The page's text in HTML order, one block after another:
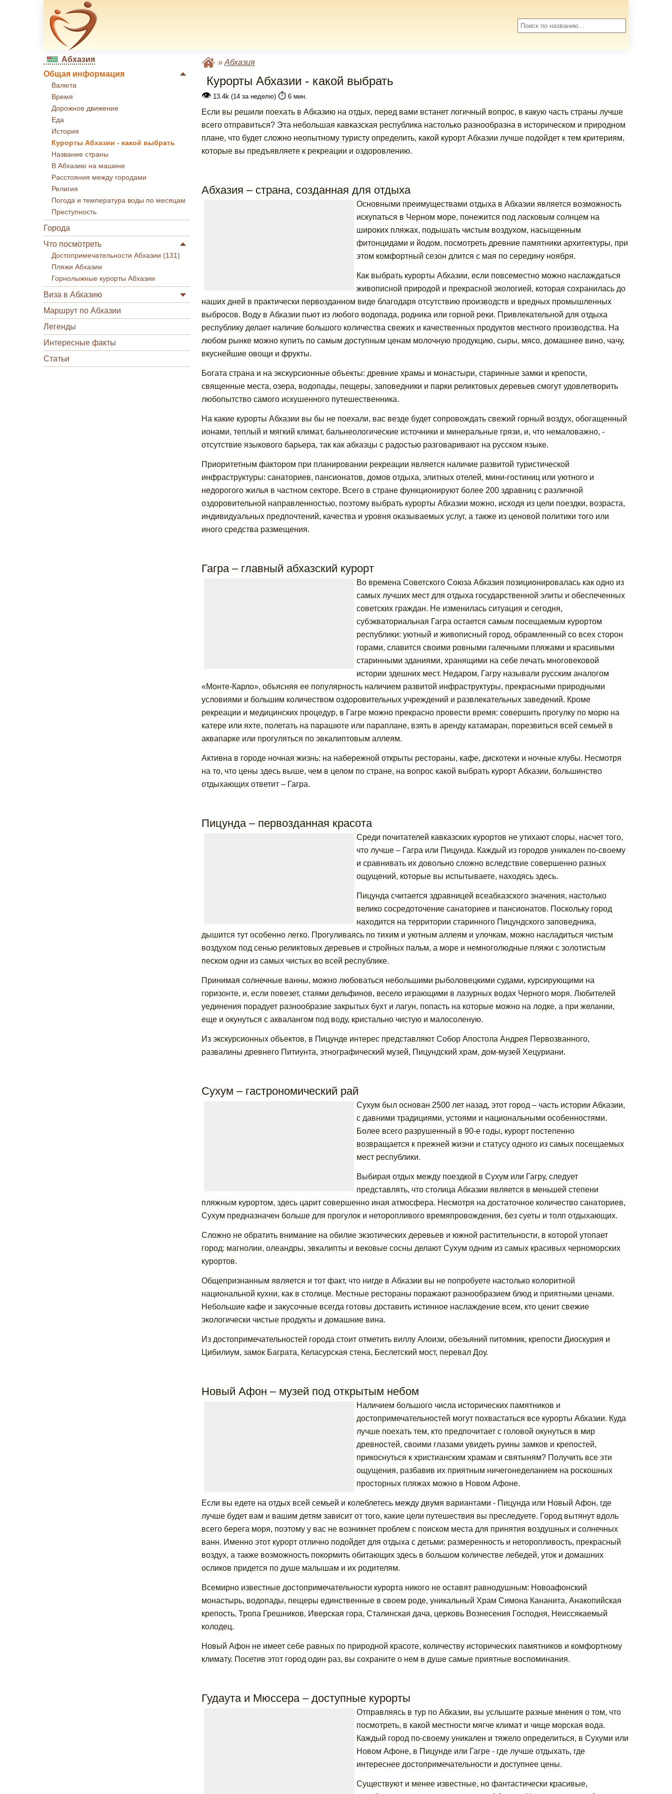
Абхазия
Общая информация
Валюта
Время
Дорожное движение
Еда
История
Курорты Абхазии - какой выбрать
Название страны
В Абхазию на машине
Расстояния между городами
Религия
Погода и температура воды по месяцам
Преступность
Города
Что посмотреть
Достопримечательности Абхазии (131)
Пляжи Абхазии
Горнолыжные курорты Абхазии
Виза в Абхазию
Маршрут по Абхазии
Легенды
Интересные факты
Статьи
» Абхазия
Курорты Абхазии - какой выбрать
👁13.4k (14 за неделю) ⏱️6 мин.
Если вы решили поехать в Абхазию на отдых, перед вами встанет логичный вопрос, в какую часть страны лучше
всего отправиться? Эта небольшая кавказская республика настолько разнообразна в историческом и природном
плане, что будет сложно неопытному туристу определить, какой курорт Абхазии лучше подойдет к тем критериям,
которые вы предъявляете к рекреации и оздоровлению.
Абхазия – страна, созданная для отдыха
Основными преимуществами отдыха в Абхазии является возможность
искупаться в Черном море, понежится под ласковым солнцем на
широких пляжах, подышать чистым воздухом, насыщенным
фитонцидами и йодом, посмотреть древние памятники архитектуры, при
этом комфортный сезон длится с мая по середину ноября.
Как выбрать курорты Абхазии, если повсеместно можно наслаждаться
живописной природой и прекрасной экологией, которая сохранилась до
наших дней в практически первозданном виде благодаря отсутствию производств и вредных промышленных
выбросов. Воду в Абхазии пьют из любого водопада, родника или горной реки. Привлекательной для отдыха
республику делает наличие большого количества свежих и качественных продуктов местного производства. На
любом рынке можно купить по самым доступным ценам молочную продукцию, сыры, мясо, домашнее вино, чачу,
вкуснейшие овощи и фрукты.
Богата страна и на экскурсионные объекты: древние храмы и монастыри, старинные замки и крепости,
священные места, озера, водопады, пещеры, заповедники и парки реликтовых деревьев смогут удовлетворить
любопытство самого искушенного путешественника.
На какие курорты Абхазии вы бы не поехали, вас везде будет сопровождать свежий горный воздух, обогащенный
ионами, теплый и мягкий климат, бальнеологические источники и минеральные грязи, и, что немаловажно, -
отсутствие языкового барьера, так как абхазцы с радостью разговаривают на русском языке.
Приоритетным фактором при планировании рекреации является наличие развитой туристической
инфраструктуры: санаториев, пансионатов, домов отдыха, элитных отелей, мини-гостиниц или уютного и
недорогого жилья в частном секторе. Всего в стране функционируют более 200 здравниц с различной
оздоровительной направленностью, поэтому выбрать курорты Абхазии можно, исходя из цели поездки, возраста,
индивидуальных предпочтений, качества и уровня оказываемых услуг, а также из ценовой политики того или
иного средства размещения.
Гагра – главный абхазский курорт
Во времена Советского Союза Абхазия позиционировалась как одно из
самых лучших мест для отдыха государственной элиты и обеспеченных
советских граждан. Не изменилась ситуация и сегодня,
субэкваториальная Гагра остается самым посещаемым курортом
республики: уютный и живописный город, обрамленный со всех сторон
горами, славится своими ровными галечными пляжами и красивыми
старинными зданиями, хранящими на себе печать многовековой
истории здешних мест. Недаром, Гагру называли русским аналогом
«Монте-Карло», объясняя ее популярность наличием развитой инфраструктуры, прекрасными природными
условиями и большим количеством оздоровительных учреждений и развлекательных заведений. Кроме
рекреации и медицинских процедур, в Гагре можно прекрасно провести время: совершить прогулку по морю на
катере или яхте, полетать на парашюте или параплане, взять в аренду катамаран, порезвиться всей семьей в
аквапарке или прогуляться по эвкалиптовым аллеям.
Активна в городе ночная жизнь: на набережной открыты рестораны, кафе, дискотеки и ночные клубы. Несмотря
на то, что цены здесь выше, чем в целом по стране, на вопрос какой выбрать курорт Абхазии, большинство
отдыхающих ответит – Гагра.
Пицунда – первозданная красота
Среди почитателей кавказских курортов не утихают споры, насчет того,
что лучше – Гагра или Пицунда. Каждый из городов уникален по-своему
и сравнивать их довольно сложно вследствие совершенно разных
ощущений, которые вы испытываете, находясь здесь.
Пицунда считается здравницей всеабхазского значения, настолько
велико сосредоточение санаториев и пансионатов. Поскольку город
находится на территории старинного Пицундского заповедника,
дышится тут особенно легко. Прогуливаясь по тихим и уютным аллеям и улочкам, можно насладиться чистым
воздухом под сенью реликтовых деревьев и стройных пальм, а море и немноголюдные пляжи с золотистым
песком одни из самых чистых во всей республике.
Принимая солнечные ванны, можно любоваться небольшими рыболовецкими судами, курсирующими на
горизонте, и, если повезет, стаями дельфинов, весело играющими в лазурных водах Черного моря. Любителей
уединения порадует разнообразие закрытых бухт и лагун, попасть на которые можно на лодке, а при желании,
еще и окунуться с аквалангом под воду, кристально чистую и малосоленую.
Из экскурсионных объектов, в Пицунде интерес представляют Собор Апостола Андрея Первозванного,
развалины древнего Питиунта, этнографический музей, Пицундский храм, дом-музей Хецуриани.
Сухум – гастрономический рай
Сухум был основан 2500 лет назад, этот город – часть истории Абхазии,
с давними традициями, устоями и национальными особенностями.
Более всего разрушенный в 90-е годы, курорт постепенно
возвращается к прежней жизни и статусу одного из самых посещаемых
мест республики.
Выбирая отдых между поездкой в Сухум или Гагру, следует
представлять, что столица Абхазии является в меньшей степени
пляжным курортом, здесь царит совершенно иная атмосфера. Несмотря на достаточное количество санаториев,
Сухум предназначен больше для прогулок и неторопливого времяпровождения, без суеты и толп отдыхающих.
Сложно не обратить внимание на обилие экзотических деревьев и южной растительности, в которой утопает
город: магнолии, олеандры, эвкалипты и вековые сосны делают Сухум одним из самых красивых черноморских
курортов.
Общепризнанным является и тот факт, что нигде в Абхазии вы не попробуете настолько колоритной
национальной кухни, как в столице. Местные рестораны поражают разнообразием блюд и приятными ценами.
Небольшие кафе и закусочные всегда готовы доставить истинное наслаждение всем, кто ценит свежие
экологически чистые продукты и домашние вина.
Из достопримечательностей города стоит отметить виллу Алоизи, обезьяний питомник, крепости Диоскурия и
Цибилиум, замок Баграта, Келасурская стена, Беслетский мост, перевал Доу.
Новый Афон – музей под открытым небом
Наличием большого числа исторических памятников и
достопримечательностей могут похвастаться все курорты Абхазии. Куда
лучше поехать тем, кто предпочитает с головой окунуться в мир
древностей, своими глазами увидеть руины замков и крепостей,
прикоснуться к христианским храмам и святыням? Получить все эти
ощущения, разбавив их приятным ничегонеделанием на роскошных
просторных пляжах можно в Новом Афоне.
Если вы едете на отдых всей семьей и колеблетесь между двумя вариантами - Пицунда или Новый Афон, где
лучше будет вам и вашим детям зависит от того, какие цели путешествия вы преследуете. Город вытянут вдоль
всего берега моря, поэтому у вас не возникнет проблем с поиском места для принятия воздушных и солнечных
ванн. Именно этот курорт отлично подойдет для отдыха с детьми: размеренность и неторопливость, прекрасный
воздух, а также возможность покормить обитающих здесь в большом количестве лебедей, уток и домашних
осликов придется по душе малышам и их родителям.
Всемирно известные достопримечательности курорта никого не оставят равнодушным: Новоафонский
монастырь, водопады, пещеры единственные в своем роде, уникальный Храм Симона Кананита, Анакопийская
крепость, Тропа Грешников, Иверская гора, Сталинская дача, церковь Вознесения Господня, Неиссякаемый
колодец.
Новый Афон не имеет себе равных по природной красоте, количеству исторических памятников и комфортному
климату. Посетив этот город один раз, вы сохраните о нем в душе самые приятные воспоминания.
Гудаута и Мюссера – доступные курорты
Отправляясь в тур по Абхазии, вы услышите разные мнения о том, что
посмотреть, в какой местности мягче климат и чище морская вода.
Каждый город по-своему уникален и тяжело определиться, в Сухуми или
Новом Афоне, в Пицунде или Гагре - где лучше отдыхать, где
интереснее достопримечательности и доступнее цены.
Существуют и менее известные, но фантастически красивые,